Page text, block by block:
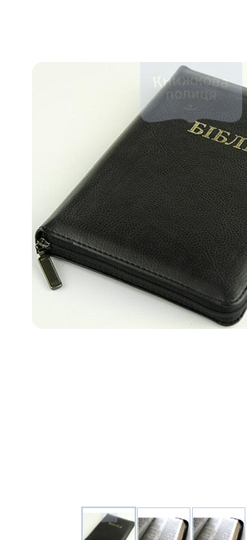
Свіжі надходження, актуальна
література та нові автори на нашій